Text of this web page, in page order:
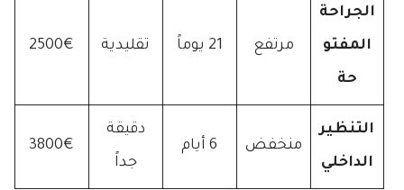
الجراحة
المفتو
حة
مرتفع 21 يوماً تقليدية 2500€
التنظير
الداخلي
منخفض 6 أيام
دقيقة
جداً
3800€